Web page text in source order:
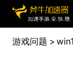
游戏问题 >